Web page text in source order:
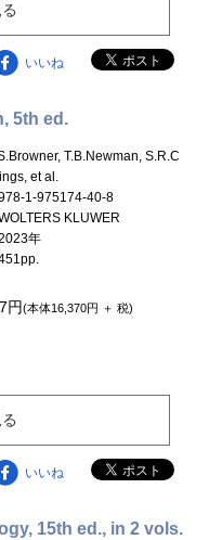
いいね
5th ed.
T.B.Newman, S.R.C
et al.
978-1-975174-40-8
WOLTERS KLUWER
2023年
451pp.
円(本体16,370円 ＋ 税)
いいね
15th ed., in 2 vols.